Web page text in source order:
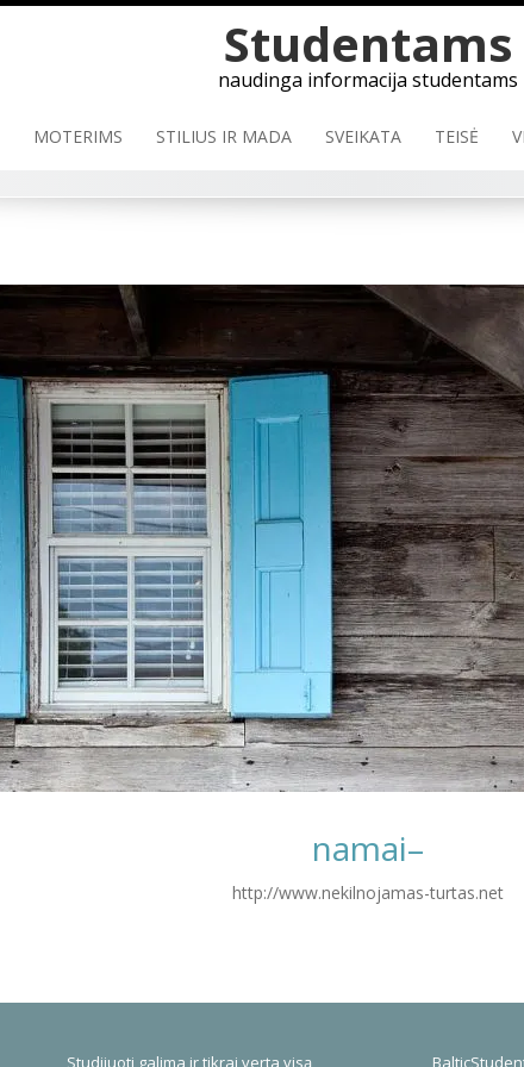
to
content
Studentams
naudinga informacija studentams
MOTERIMS STILIUS IR MADA SVEIKATA TEISĖ
namai–
http://www.nekilnojamas-turtas.net
Studijuoti galima ir tikrai verta visą